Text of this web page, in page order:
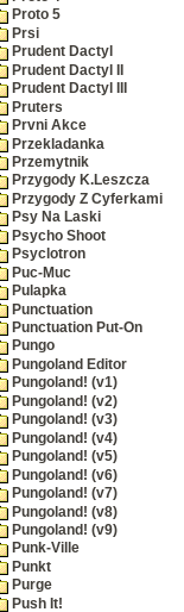
Proto 5
Prsi
Prudent Dactyl
Prudent Dactyl II
Prudent Dactyl III
Pruters
Prvni Akce
Przekladanka
Przemytnik
Przygody K.Leszcza
Przygody Z Cyferkami
Psy Na Laski
Psycho Shoot
Psyclotron
Puc-Muc
Pulapka
Punctuation
Punctuation Put-On
Pungo
Pungoland Editor
Pungoland! (v1)
Pungoland! (v2)
Pungoland! (v3)
Pungoland! (v4)
Pungoland! (v5)
Pungoland! (v6)
Pungoland! (v7)
Pungoland! (v8)
Pungoland! (v9)
Punk-Ville
Punkt
Purge
Push It!